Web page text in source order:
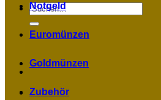
Suchen
nach:
Notgeld
Euromünzen
Goldmünzen
Zubehör